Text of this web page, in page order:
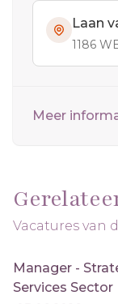
Laan
1186
Meer
Vacatures van
Manager -
Services Sector